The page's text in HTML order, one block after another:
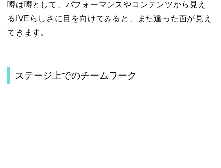
噂は噂として、パフォーマンスやコンテンツから見え
るIVEらしさに目を向けてみると、また違った面が見え
てきます。
ステージ上でのチームワーク